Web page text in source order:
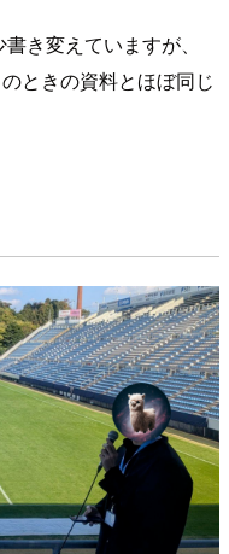
き変えていますが、
ときの資料とほぼ同じ